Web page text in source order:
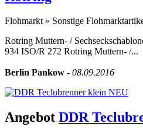
Flohmarkt » Sonstige
Rotring Muttern- /
934 ISO/R 272 Rotring Muttern- /...
Berlin Pankow - 08.09.2016
Angebot DDR